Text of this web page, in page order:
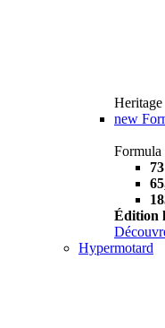
Heritage
new
Formula
Édition
Hypermotard